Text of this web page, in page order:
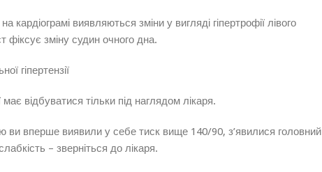
кардіограмі виявляються зміни у вигляді гіпертрофії лівого
фіксує зміну судин очного дна.
гіпертензії
має відбуватися тільки під наглядом лікаря.
ви вперше виявили у себе тиск вище 140/90, з’явилися головний
– зверніться до лікаря.